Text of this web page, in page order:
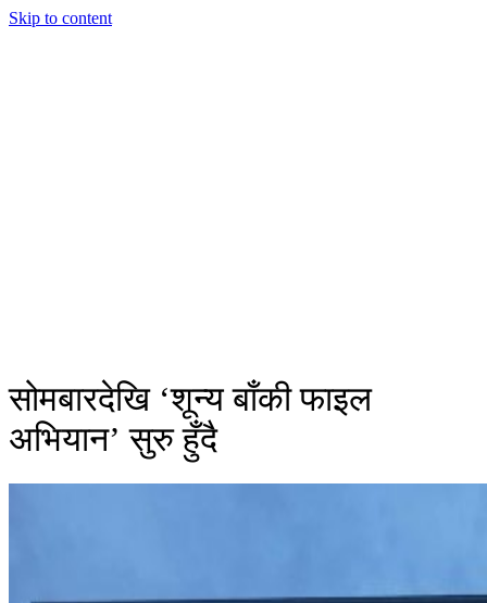
Skip to content
सोमबारदेखि ‘शून्य बाँकी फाइल
अभियान’ सुरु हुँदै